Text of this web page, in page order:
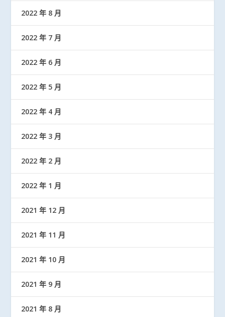
2022 年 8 月
2022 年 7 月
2022 年 6 月
2022 年 5 月
2022 年 4 月
2022 年 3 月
2022 年 2 月
2022 年 1 月
2021 年 12 月
2021 年 11 月
2021 年 10 月
2021 年 9 月
2021 年 8 月